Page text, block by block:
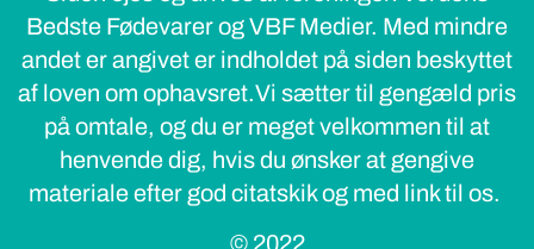
Siden ejes og drives af foreningen Verdens
Bedste Fødevarer og VBF Medier. Med mindre
andet er angivet er indholdet på siden beskyttet
af loven om ophavsret.Vi sætter til gengæld pris
på omtale, og du er meget velkommen til at
henvende dig, hvis du ønsker at gengive
materiale efter god citatskik og med link til os.